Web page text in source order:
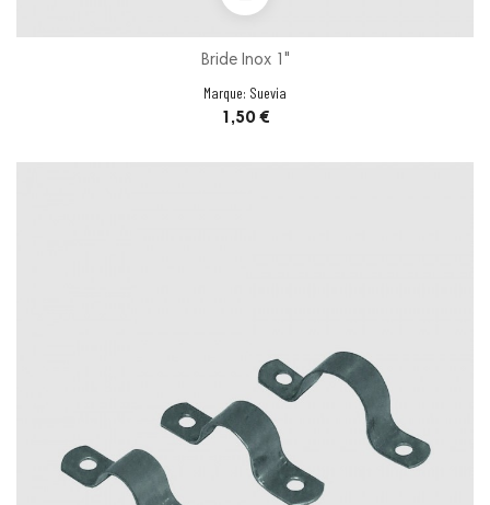
Bride Inox 1"
Marque: Suevia
Prix
1,50 €